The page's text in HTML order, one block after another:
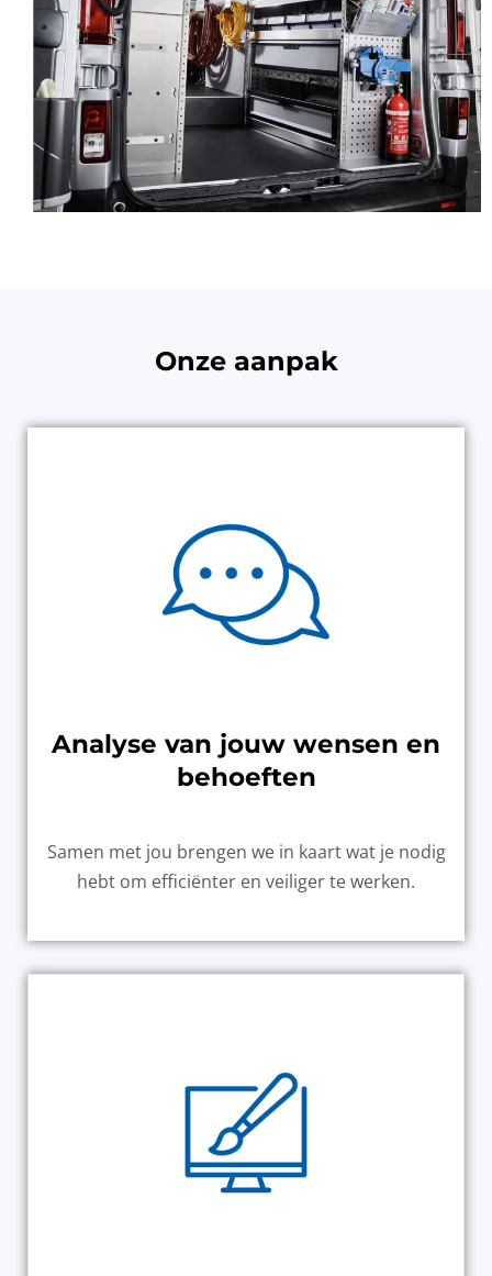
Onze aanpak
Analyse van jouw wensen en
behoeften
Samen met jou brengen we in kaart wat je nodig
hebt om efficiënter en veiliger te werken.